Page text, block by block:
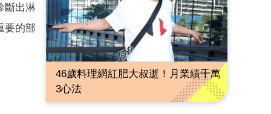
斷出淋
要的部
46歲料理網紅肥大叔逝！月業績千萬
3心法